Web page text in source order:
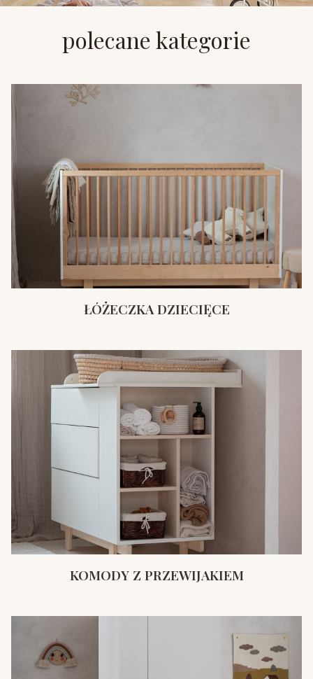
polecane kategorie
ŁÓŻECZKA DZIECIĘCE
KOMODY Z PRZEWIJAKIEM